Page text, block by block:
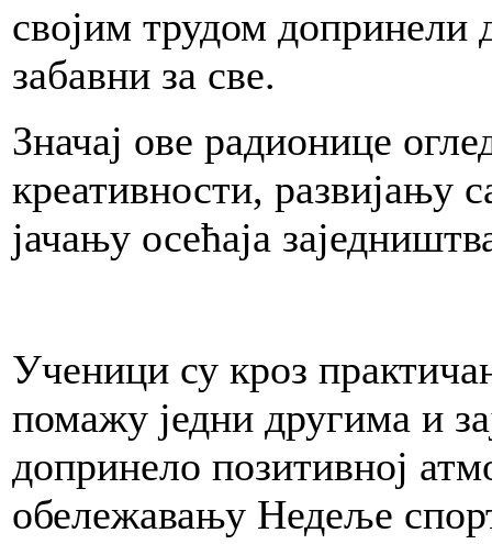
својим трудом допринели
забавни за све.
Значај ове радионице
креативности, развијању
јачању осећаја
Ученици су кроз
помажу једни другима и
допринело позитивној
обележавању Недеље